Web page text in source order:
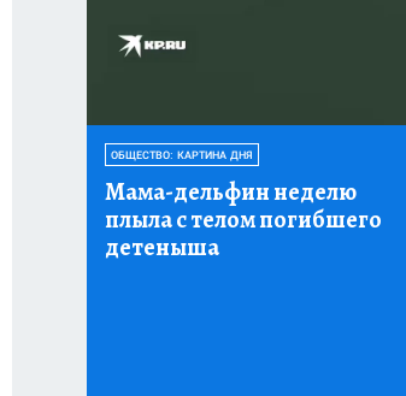
ОБЩЕСТВО: КАРТИНА ДНЯ
Мама-дельфин неделю
плыла с телом погибшего
детеныша